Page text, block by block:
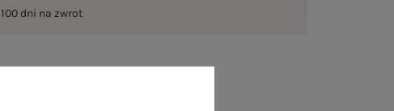
100 dni na zwrot